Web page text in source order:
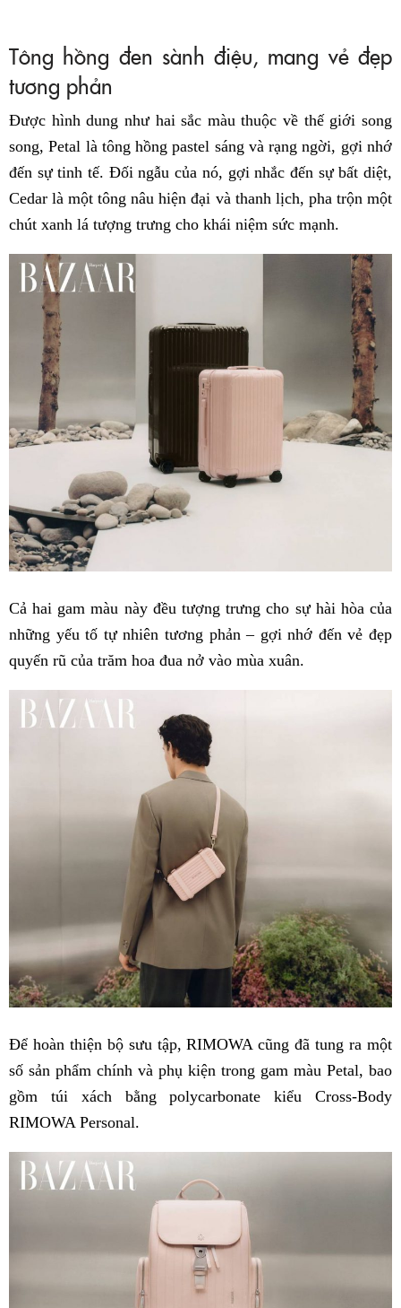
Tông hồng đen sành điệu, mang vẻ đẹp
tương phản
Được hình dung như hai sắc màu thuộc về thế giới song
song, Petal là tông hồng pastel sáng và rạng ngời, gợi nhớ
đến sự tinh tế. Đối ngẫu của nó, gợi nhắc đến sự bất diệt,
Cedar là một tông nâu hiện đại và thanh lịch, pha trộn một
chút xanh lá tượng trưng cho khái niệm sức mạnh.
Cả hai gam màu này đều tượng trưng cho sự hài hòa của
những yếu tố tự nhiên tương phản – gợi nhớ đến vẻ đẹp
quyến rũ của trăm hoa đua nở vào mùa xuân.
Để hoàn thiện bộ sưu tập, RIMOWA cũng đã tung ra một
số sản phẩm chính và phụ kiện trong gam màu Petal, bao
gồm túi xách bằng polycarbonate kiểu Cross-Body
RIMOWA Personal.